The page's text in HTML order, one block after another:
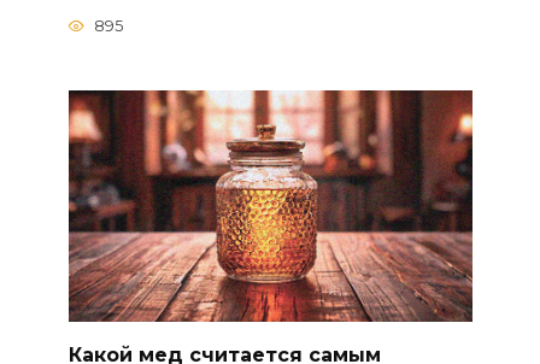
895
Какой мед считается самым